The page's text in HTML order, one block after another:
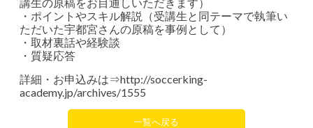
・ポイントやスキル解説（受講生と同テーマで執筆い
ただいた宇都宮さんの原稿を事例として）
・取材裏話や経験談
・質疑応答
詳細・お申込みは⇒http://soccerking-
academy.jp/archives/1555
一覧へ戻る